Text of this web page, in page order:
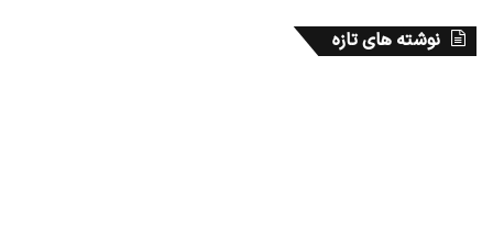
نوشته های تازه